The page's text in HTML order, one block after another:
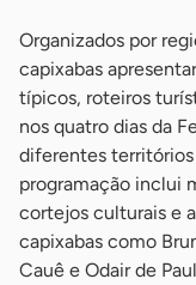
Organizados por
capixabas
típicos, roteiros
nos quatro dias da
diferentes
programação inclui
cortejos culturais e
capixabas como
Cauê e Odair de